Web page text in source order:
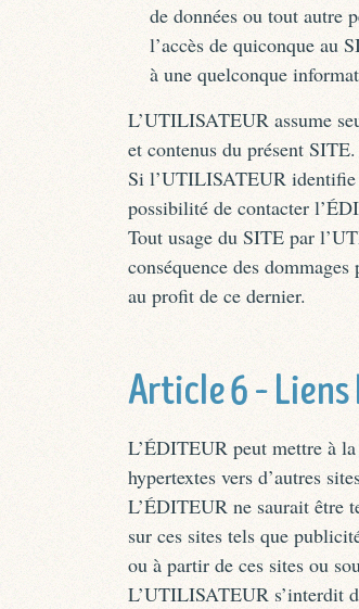
de données ou tout autre
l’accès de quiconque au
à une quelconque
L’UTILISATEUR assume
et contenus du présent SITE.
Si l’UTILISATEUR
possibilité de contacter
Tout usage du SITE par
conséquence des
au profit de ce dernier.
Article 6 –
L’ÉDITEUR peut mettre à
hypertextes vers d’autres
L’ÉDITEUR ne saurait être
sur ces sites tels que
ou à partir de ces sites ou
L’UTILISATEUR s’interdit